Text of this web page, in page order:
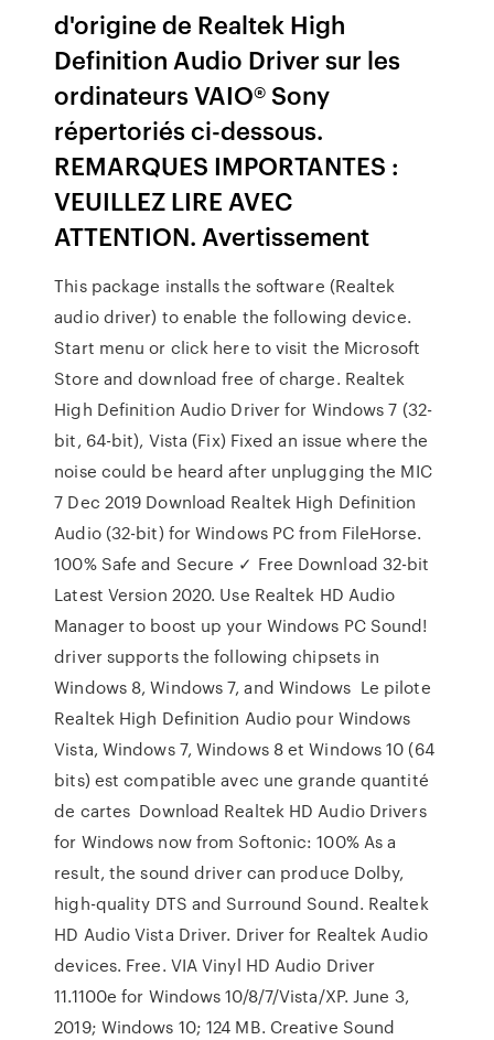
d'origine de Realtek High
Definition Audio Driver sur les
ordinateurs VAIO® Sony
répertoriés ci-dessous.
REMARQUES IMPORTANTES :
VEUILLEZ LIRE AVEC
ATTENTION. Avertissement
This package installs the software (Realtek
audio driver) to enable the following device.
Start menu or click here to visit the Microsoft
Store and download free of charge. Realtek
High Definition Audio Driver for Windows 7 (32-
bit, 64-bit), Vista (Fix) Fixed an issue where the
noise could be heard after unplugging the MIC
7 Dec 2019 Download Realtek High Definition
Audio (32-bit) for Windows PC from FileHorse.
100% Safe and Secure ✓ Free Download 32-bit
Latest Version 2020. Use Realtek HD Audio
Manager to boost up your Windows PC Sound!
driver supports the following chipsets in
Windows 8, Windows 7, and Windows Le pilote
Realtek High Definition Audio pour Windows
Vista, Windows 7, Windows 8 et Windows 10 (64
bits) est compatible avec une grande quantité
de cartes Download Realtek HD Audio Drivers
for Windows now from Softonic: 100% As a
result, the sound driver can produce Dolby,
high-quality DTS and Surround Sound. Realtek
HD Audio Vista Driver. Driver for Realtek Audio
devices. Free. VIA Vinyl HD Audio Driver
11.1100e for Windows 10/8/7/Vista/XP. June 3,
2019; Windows 10; 124 MB. Creative Sound